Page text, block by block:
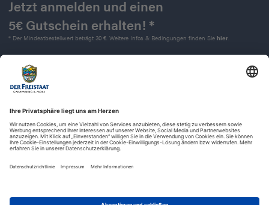
Jetzt anmelden und einen
5€ Gutschein erhalten! *
* Der Mindestbestellwert beträgt 30 €. Weitere Infos & Bedingungen finden Sie hier.